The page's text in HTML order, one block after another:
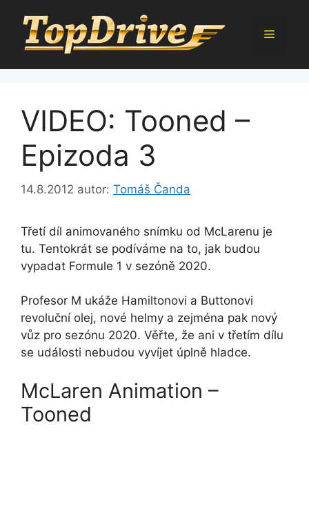
obsah
Menu
VIDEO: Tooned –
Epizoda 3
14.8.2012 autor: Tomáš Čanda
Třetí díl animovaného snímku od McLarenu je
tu. Tentokrát se podíváme na to, jak budou
vypadat Formule 1 v sezóně 2020.
Profesor M ukáže Hamiltonovi a Buttonovi
revoluční olej, nové helmy a zejména pak nový
vůz pro sezónu 2020. Věřte, že ani v třetím dílu
se události nebudou vyvíjet úplně hladce.
McLaren Animation –
Tooned